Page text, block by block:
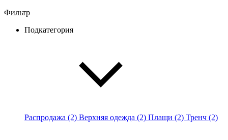
Фильтр
Подкатегория
Распродажа (2) Верхняя одежда (2) Плащи (2) Тренч (2)